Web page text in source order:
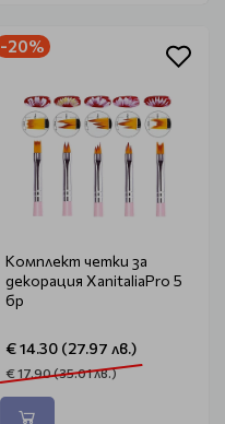
-20%
Комплект четки за
декорация XanitaliaPro 5
бр
€ 14.30 (27.97 лв.)
€ 17.90 (35.01 лв.)